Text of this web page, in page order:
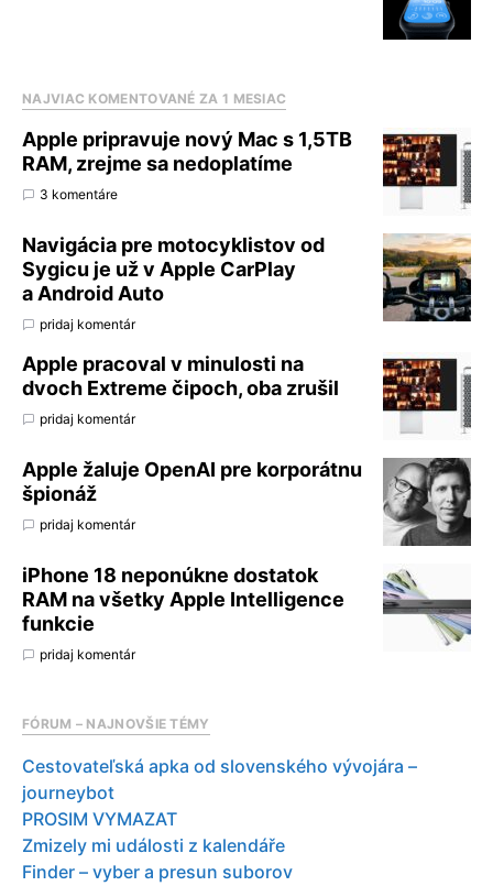
NAJVIAC KOMENTOVANÉ ZA 1 MESIAC
Apple pripravuje nový Mac s 1,5TB
RAM, zrejme sa nedoplatíme
3 komentáre
Navigácia pre motocyklistov od
Sygicu je už v Apple CarPlay
a Android Auto
pridaj komentár
Apple pracoval v minulosti na
dvoch Extreme čipoch, oba zrušil
pridaj komentár
Apple žaluje OpenAI pre korporátnu
špionáž
pridaj komentár
iPhone 18 neponúkne dostatok
RAM na všetky Apple Intelligence
funkcie
pridaj komentár
FÓRUM – NAJNOVŠIE TÉMY
Cestovateľská apka od slovenského vývojára –
journeybot
PROSIM VYMAZAT
Zmizely mi události z kalendáře
Finder – vyber a presun suborov